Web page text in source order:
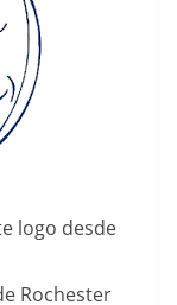
logo desde
Rochester